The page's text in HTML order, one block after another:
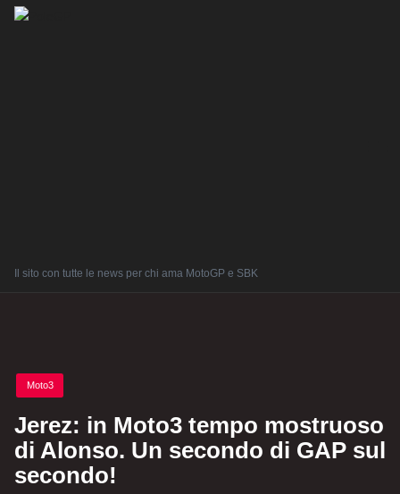
Il sito con tutte le news per chi ama MotoGP e SBK
Posted
in
Moto3
Jerez: in Moto3 tempo mostruoso
di Alonso. Un secondo di GAP sul
secondo!